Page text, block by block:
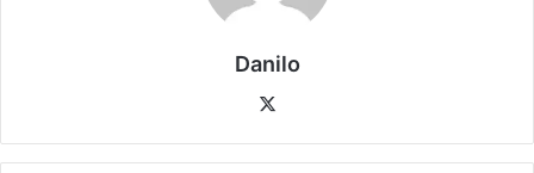
Danilo